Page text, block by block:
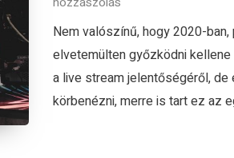
Nem valószínű, hogy 2020-
elvetemülten győzködni
a live stream jelentőségéről,
körbenézni, merre is tart ez az